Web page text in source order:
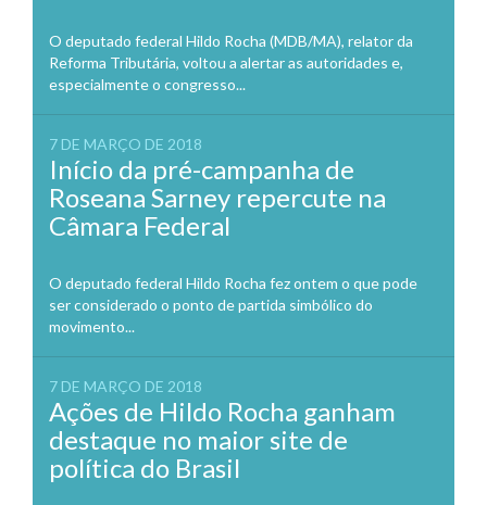
O deputado federal Hildo Rocha (MDB/MA), relator da
Reforma Tributária, voltou a alertar as autoridades e,
especialmente o congresso...
7 DE MARÇO DE 2018
Início da pré-campanha de
Roseana Sarney repercute na
Câmara Federal
O deputado federal Hildo Rocha fez ontem o que pode
ser considerado o ponto de partida simbólico do
movimento...
7 DE MARÇO DE 2018
Ações de Hildo Rocha ganham
destaque no maior site de
política do Brasil